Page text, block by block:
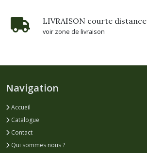
LIVRAISON courte distance
voir zone de livraison
Navigation
Accueil
Catalogue
Contact
Qui sommes nous ?